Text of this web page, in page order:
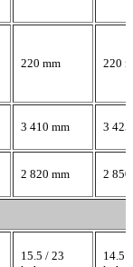
220 mm 220
3 410 mm 3 425
2 820 mm 2 850
15.5 / 23
14.5